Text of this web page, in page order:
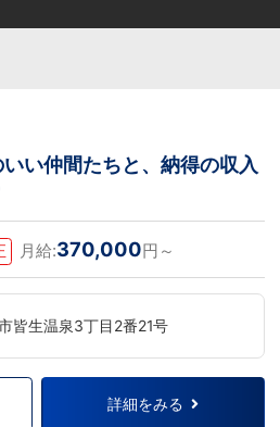
いい仲間たちと、納得の収入
月給:370,000円～
皆生温泉3丁目2番21号
詳細をみる